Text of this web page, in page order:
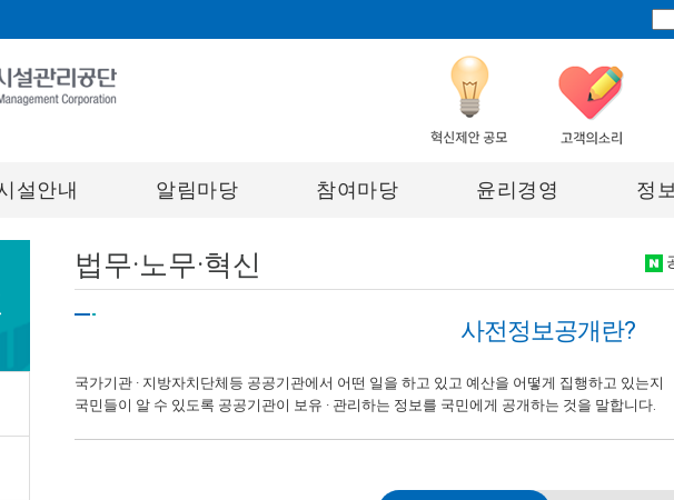
설안내 알림마당 참여마당 윤리경영 정
법무·노무·혁신
사전정보공개란?
국가기관 · 지방자치단체등 공공기관에서 어떤 일을 하고 있고 예산을 어떻게 집행하고 있는지
국민들이 알 수 있도록 공공기관이 보유 · 관리하는 정보를 국민에게 공개하는 것을 말합니다.